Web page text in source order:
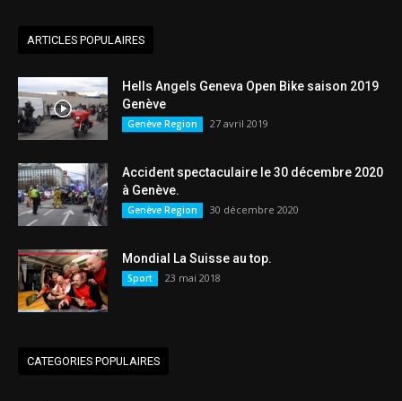
ARTICLES POPULAIRES
Hells Angels Geneva Open Bike saison 2019
Genève
Genève Region 27 avril 2019
Accident spectaculaire le 30 décembre 2020
à Genève.
Genève Region 30 décembre 2020
Mondial La Suisse au top.
Sport 23 mai 2018
CATEGORIES POPULAIRES